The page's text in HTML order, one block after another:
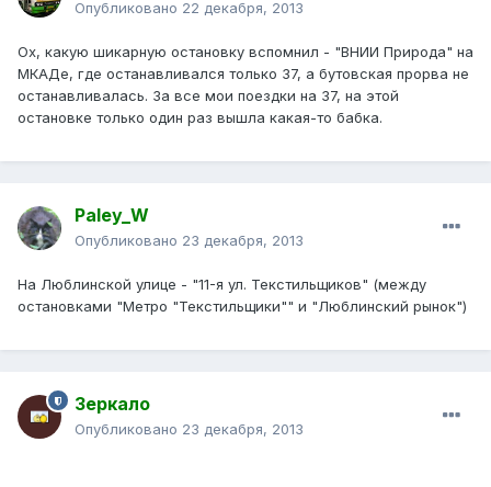
Опубликовано 22 декабря, 2013
Ох, какую шикарную остановку вспомнил - "ВНИИ Природа" на
МКАДе, где останавливался только 37, а бутовская прорва не
останавливалась. За все мои поездки на 37, на этой
остановке только один раз вышла какая-то бабка.
Paley_W
Опубликовано 23 декабря, 2013
На Люблинской улице - "11-я ул. Текстильщиков" (между
остановками "Метро "Текстильщики"" и "Люблинский рынок")
Зеркало
Опубликовано 23 декабря, 2013